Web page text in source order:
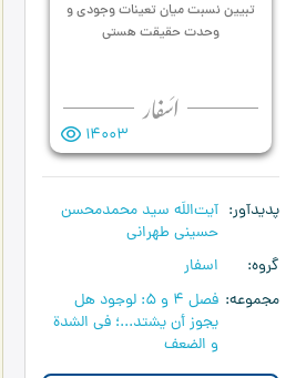
تبیین نسبت میان تعینات وجودی و
وحدت حقیقت هستی
14003
پدیدآور
آیت‌اللَه سید محمدمحسن
حسینی طهرانی
گروه
اسفار
مجموعه
فصل 4 و 5: لوجود هل
يجوز أن يشتد...؛ في الشدة
و الضعف‏